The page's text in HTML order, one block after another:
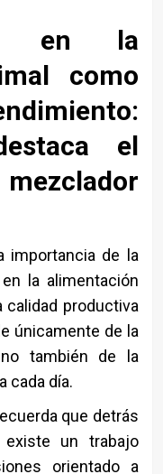
en la
como
el
importancia de la
la alimentación
calidad productiva
únicamente de la
también de la
cada día.
que detrás
existe un trabajo
orientado a